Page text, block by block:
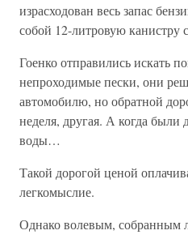
израсходован весь запас
собой 12-литровую канистру
Гоенко отправились искать
непроходимые пески, они
автомобилю, но обратной
неделя, другая. А когда
воды…
Такой дорогой ценой
легкомыслие.
Однако волевым, собранным